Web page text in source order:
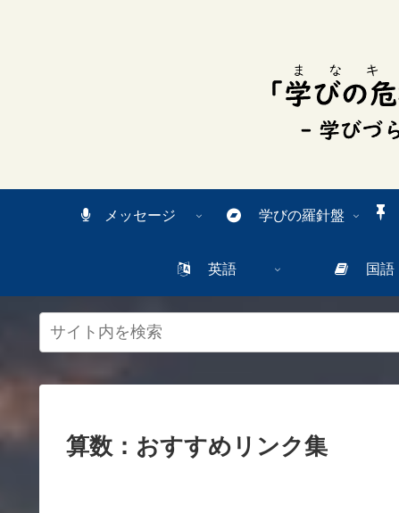
メッセージ 学びの羅針盤
英語 国語
と、
算数：おすすめリンク集